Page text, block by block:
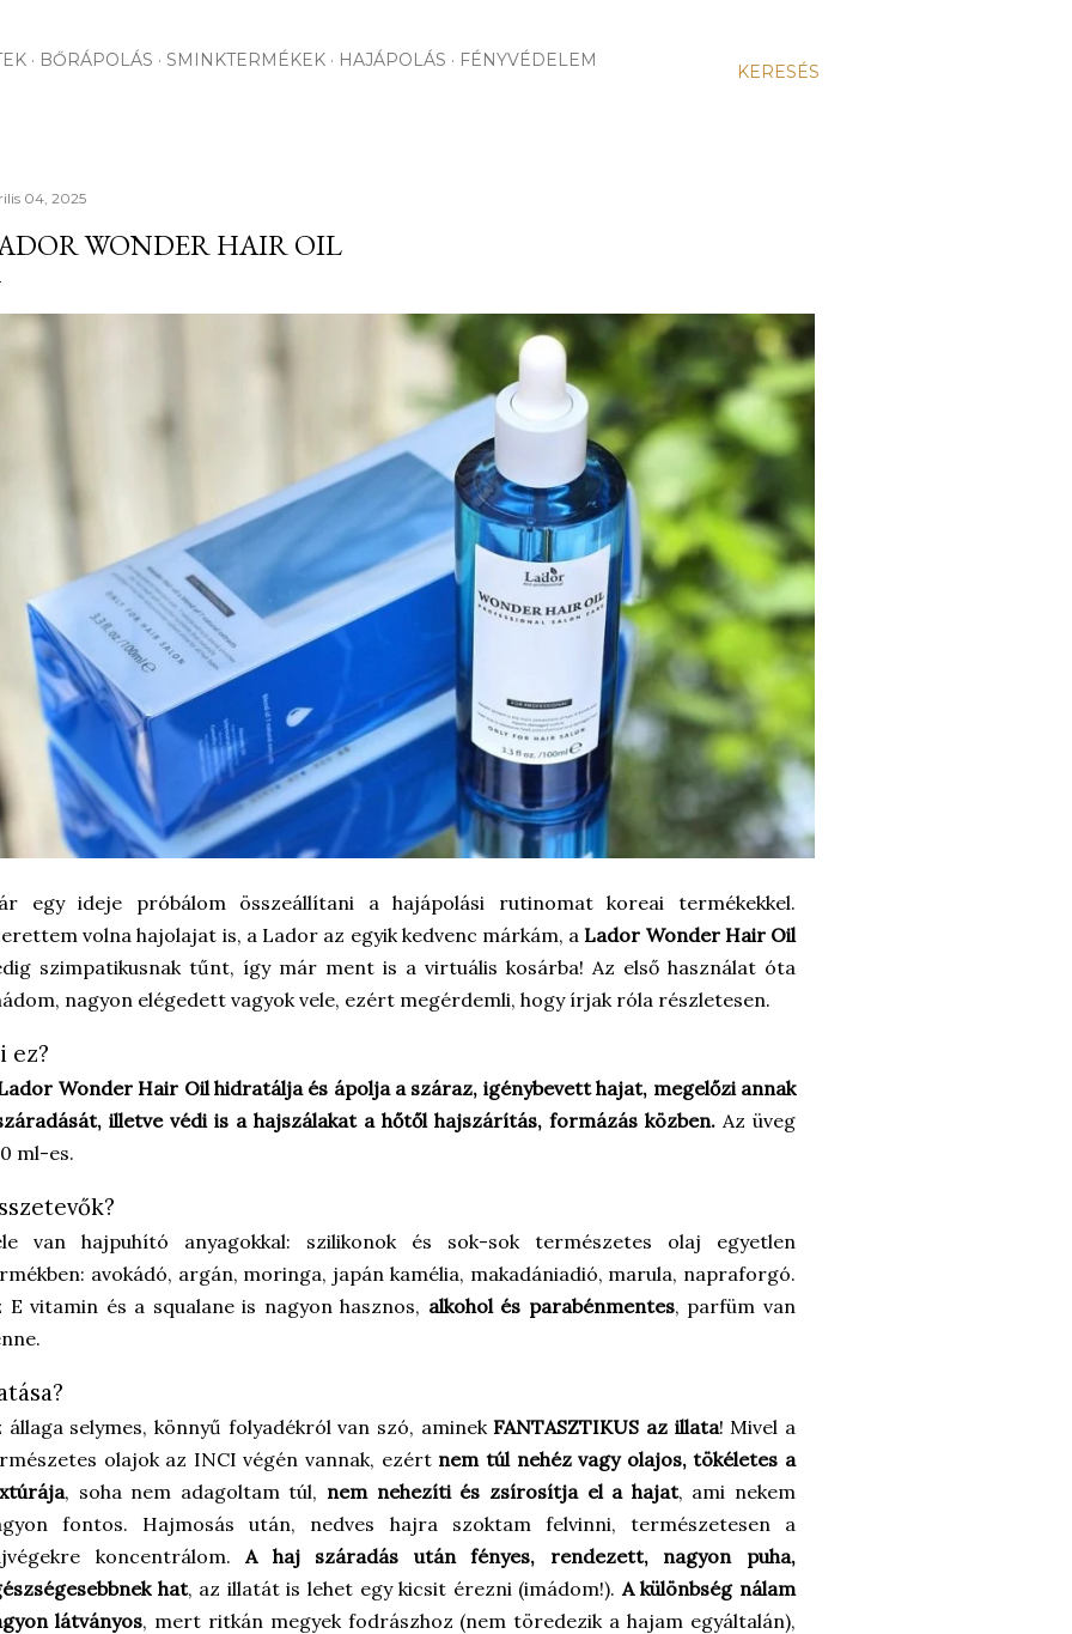
KERESÉS
BŐRÁPOLÁS SMINKTERMÉKEK HAJÁPOLÁS FÉNYVÉDELEM
04, 2025
WONDER HAIR OIL
egy ideje próbálom összeállítani a hajápolási rutinomat koreai termékekkel.
volna hajolajat is, a Lador az egyik kedvenc márkám, a Lador Wonder Hair Oil
szimpatikusnak tűnt, így már ment is a virtuális kosárba! Az első használat óta
nagyon elégedett vagyok vele, ezért megérdemli, hogy írjak róla részletesen.
ez?
Wonder Hair Oil hidratálja és ápolja a száraz, igénybevett hajat, megelőzi annak
illetve védi is a hajszálakat a hőtől hajszárítás, formázás közben. Az üveg
ml-es.
van hajpuhító anyagokkal: szilikonok és sok-sok természetes olaj egyetlen
avokádó, argán, moringa, japán kamélia, makadániadió, marula, napraforgó.
E vitamin és a squalane is nagyon hasznos, alkohol és parabénmentes, parfüm van
állaga selymes, könnyű folyadékról van szó, aminek FANTASZTIKUS az illata! Mivel a
olajok az INCI végén vannak, ezért nem túl nehéz vagy olajos, tökéletes a
, soha nem adagoltam túl, nem nehezíti és zsírosítja el a hajat, ami nekem
fontos. Hajmosás után, nedves hajra szoktam felvinni, természetesen a
koncentrálom.A haj száradás után fényes, rendezett, nagyon puha,
hat, az illatát is lehet egy kicsit érezni (imádom!). A különbség nálam
látványos, mert ritkán megyek fodrászhoz (nem töredezik a hajam egyáltalán),